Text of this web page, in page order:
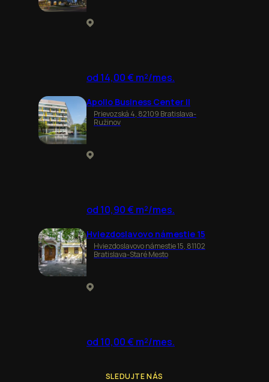
od 14,00 € m²/mes.
Apollo Business Center II
Prievozská 4, 82109 Bratislava-
Ružinov
od 10,90 € m²/mes.
Hviezdoslavovo námestie 15
Hviezdoslavovo námestie 15, 81102
Bratislava-Staré Mesto
od 10,00 € m²/mes.
SLEDUJTE NÁS